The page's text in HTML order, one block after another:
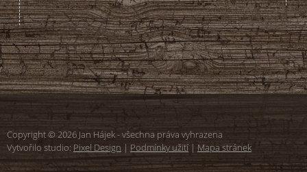
Copyright © 2026 Jan Hájek - všechna práva vyhrazena
Vytvořilo studio: Pixel Design | Podmínky užití | Mapa stránek